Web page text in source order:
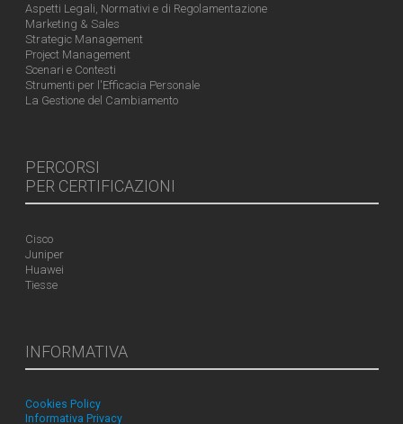
Aspetti Legali, Normativi e di Regolamentazione
Marketing & Sales
Strategic Management
Project Management
Scenari e Contesti
Strumenti per l'Efficacia Personale
La Gestione del Cambiamento
PERCORSI
PER CERTIFICAZIONI
Cisco
Juniper
Huawei
Tiesse
INFORMATIVA
Cookies Policy
Informativa Privacy